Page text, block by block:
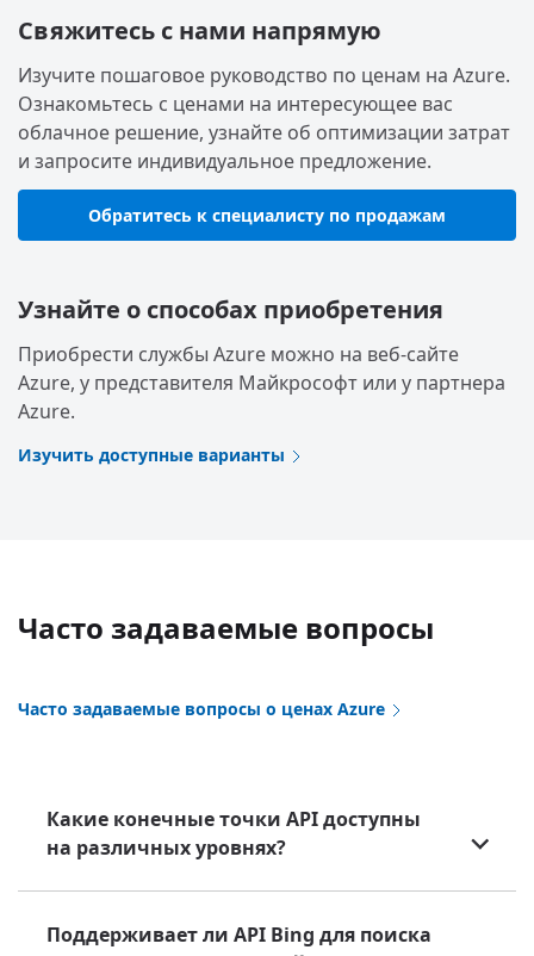
Свяжитесь с нами напрямую
Изучите пошаговое руководство по ценам на Azure.
Ознакомьтесь с ценами на интересующее вас
облачное решение, узнайте об оптимизации затрат
и запросите индивидуальное предложение.
Обратитесь к специалисту по продажам
Узнайте о способах приобретения
Приобрести службы Azure можно на веб-сайте
Azure, у представителя Майкрософт или у партнера
Azure.
Изучить доступные варианты
Часто задаваемые вопросы
Часто задаваемые вопросы о ценах Azure
Какие конечные точки API доступны
на различных уровнях?
Поддерживает ли API Bing для поиска